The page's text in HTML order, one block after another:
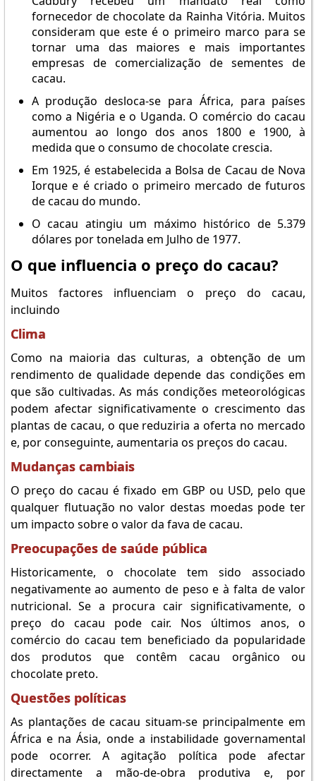
fornecedor de chocolate da Rainha Vitória. Muitos
consideram que este é o primeiro marco para se
tornar uma das maiores e mais importantes
empresas de comercialização de sementes de
cacau.
A produção desloca-se para África, para países
como a Nigéria e o Uganda. O comércio do cacau
aumentou ao longo dos anos 1800 e 1900, à
medida que o consumo de chocolate crescia.
Em 1925, é estabelecida a Bolsa de Cacau de Nova
Iorque e é criado o primeiro mercado de futuros
de cacau do mundo.
O cacau atingiu um máximo histórico de 5.379
dólares por tonelada em Julho de 1977.
O que influencia o preço do cacau?
Muitos factores influenciam o preço do cacau,
incluindo
Clima
Como na maioria das culturas, a obtenção de um
rendimento de qualidade depende das condições em
que são cultivadas. As más condições meteorológicas
podem afectar significativamente o crescimento das
plantas de cacau, o que reduziria a oferta no mercado
e, por conseguinte, aumentaria os preços do cacau.
Mudanças cambiais
O preço do cacau é fixado em GBP ou USD, pelo que
qualquer flutuação no valor destas moedas pode ter
um impacto sobre o valor da fava de cacau.
Preocupações de saúde pública
Historicamente, o chocolate tem sido associado
negativamente ao aumento de peso e à falta de valor
nutricional. Se a procura cair significativamente, o
preço do cacau pode cair. Nos últimos anos, o
comércio do cacau tem beneficiado da popularidade
dos produtos que contêm cacau orgânico ou
chocolate preto.
Questões políticas
As plantações de cacau situam-se principalmente em
África e na Ásia, onde a instabilidade governamental
pode ocorrer. A agitação política pode afectar
directamente a mão-de-obra produtiva e, por